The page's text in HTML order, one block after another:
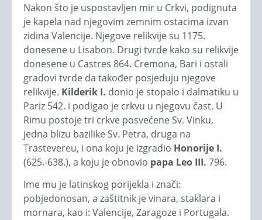
Nakon što je uspostavljen mir u Crkvi, podignuta
je kapela nad njegovim zemnim ostacima izvan
zidina Valencije. Njegove relikvije su 1175.
donesene u Lisabon. Drugi tvrde kako su relikvije
donesene u Castres 864. Cremona, Bari i ostali
gradovi tvrde da također posjeduju njegove
relikvije. Kilderik I. donio je stopalo i dalmatiku u
Pariz 542. i podigao je crkvu u njegovu čast. U
Rimu postoje tri crkve posvećene Sv. Vinku,
jedna blizu bazilike Sv. Petra, druga na
Trastevereu, i ona koju je izgradio Honorije I.
(625.-638.), a koju je obnovio papa Leo III. 796.
Ime mu je latinskog porijekla i znači:
pobjedonosan, a zaštitnik je vinara, staklara i
mornara, kao i: Valencije, Zaragoze i Portugala.